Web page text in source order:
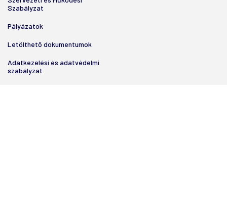
Szabályzat
Pályázatok
Letölthető dokumentumok
Adatkezelési és adatvédelmi
szabályzat